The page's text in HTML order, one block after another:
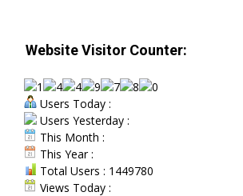
Website Visitor Counter:
Users Today :
Users Yesterday :
This Month :
This Year :
Total Users : 1449780
Views Today :